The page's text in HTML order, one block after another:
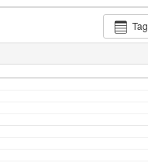
Tag